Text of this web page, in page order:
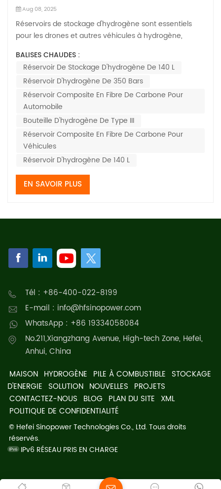
drones et autres véhicules à
hydrogène
Aug 08, 2025
Réservoirs de stockage d'hydrogène sont essentiels
pour les drones et autres véhicules à hydrogène,
d'énergie et endurance​​Densité énergétique élevée :
l'hydrogène a une densité énergétique nettement
supérieure à celle batteries au lithium t...
BALISES CHAUDES :
Réservoir De Stockage D'hydrogène De 140 L
Réservoir D'hydrogène De 350 Bars
Réservoir Composite En Fibre De Carbone Pour
Automobile
Bouteille D'hydrogène De Type III
Réservoir Composite En Fibre De Carbone Pour
Véhicules
Réservoir D'hydrogène De 140 L
EN SAVOIR PLUS
Tél : +86-400-022-8199
E-mail : info@hfsinopower.com
WhatsApp : +86 19334058084
No.211,Xiangzhang Avenue, High-tech Zone, Hefei,
Anhui, China
MAISON HYDROGÈNE PILE À COMBUSTIBLE STOCKAGE
D'ENERGIE SOLUTION NOUVELLES PROJETS
CONTACTEZ-NOUS BLOG PLAN DU SITE XML
POLITIQUE DE CONFIDENTIALITÉ
© Hefei Sinopower Technologies Co., Ltd. Tous droits
réservés.
IPv6 RÉSEAU PRIS EN CHARGE